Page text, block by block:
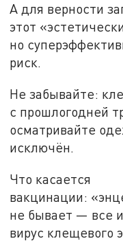
А для верности
этот «
но
риск.
Не забывайте:
с прошлогодней
осматривайте
исключён.
Что касается
вакцинации: «
не бывает — все
вирус клещевого